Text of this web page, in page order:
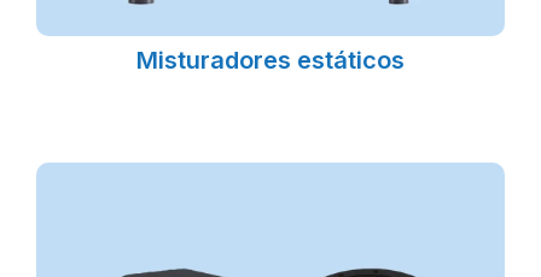
Misturadores estáticos